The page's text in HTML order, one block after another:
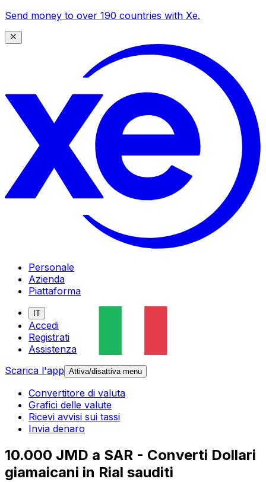
Send money to over 190 countries with Xe.
Personale
Azienda
Piattaforma
IT
Accedi
Registrati
Assistenza
Scarica l'app Attiva/disattiva menu
Convertitore di valuta
Grafici delle valute
Ricevi avvisi sui tassi
Invia denaro
10.000 JMD a SAR - Converti Dollari
giamaicani in Rial sauditi